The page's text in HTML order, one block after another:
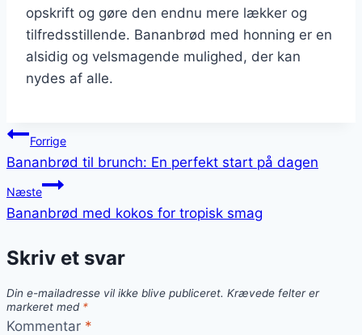
opskrift og gøre den endnu mere lækker og
tilfredsstillende. Bananbrød med honning er en
alsidig og velsmagende mulighed, der kan
nydes af alle.
Indlægsnavigation
Forrige
Bananbrød til brunch: En perfekt start på dagen
Næste
Bananbrød med kokos for tropisk smag
Skriv et svar
Din e-mailadresse vil ikke blive publiceret. Krævede felter er
markeret med *
Kommentar *